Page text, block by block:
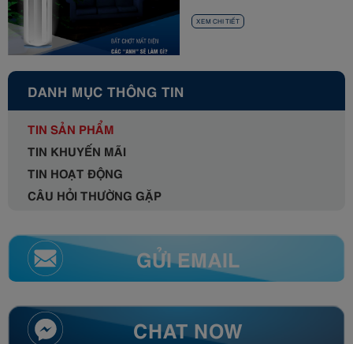
XEM CHI TIẾT
DANH MỤC THÔNG TIN
TIN SẢN PHẨM
TIN KHUYẾN MÃI
TIN HOẠT ĐỘNG
CÂU HỎI THƯỜNG GẶP
GỬI EMAIL
CHAT NOW